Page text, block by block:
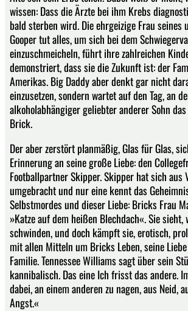
wissen: Dass die Ärzte bei ihm Krebs
bald sterben wird. Die ehrgeizige Frau seines
Gooper tut alles, um sich bei dem
einzuschmeicheln, führt ihre zahlreichen
demonstriert, dass sie die Zukunft ist: der
Amerikas. Big Daddy aber denkt gar nicht
einzusetzen, sondern wartet auf den Tag, an
alkoholabhängiger geliebter anderer Sohn
Brick.
Der aber zerstört planmäßig, Glas für Glas,
Erinnerung an seine große Liebe: den
Footballpartner Skipper. Skipper hat sich aus
umgebracht und nur eine kennt das
Selbstmordes und dieser Liebe: Bricks Frau
»Katze auf dem heißen Blechdach«. Sie sieht,
schwinden, und doch kämpft sie, erotisch,
mit allen Mitteln um Bricks Leben, seine
Familie. Tennessee Williams sagt über sein
kannibalisch. Das eine Ich frisst das andere.
dabei, an einem anderen zu nagen, aus Neid,
Angst.«